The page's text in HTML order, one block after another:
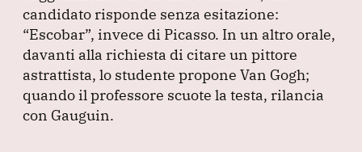
candidato risponde senza esitazione:
“Escobar”, invece di Picasso. In un altro orale,
davanti alla richiesta di citare un pittore
astrattista, lo studente propone Van Gogh;
quando il professore scuote la testa, rilancia
con Gauguin.